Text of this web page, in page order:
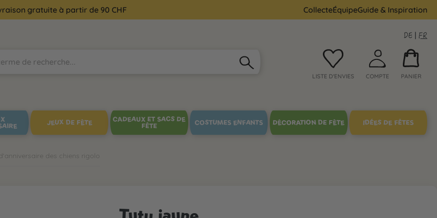
gratuite à partir de 90 CHF CollecteÉquipeGuide & Inspiration
DE | FR
LISTE D'ENVIES COMPTE PANIER
JEUX DE FÊTE
CADEAUX ET SACS DE
FÊTE
COSTUMES ENFANTS DÉCORATION DE FÊTE IDÉES DE FÊTES
des chiens rigolo